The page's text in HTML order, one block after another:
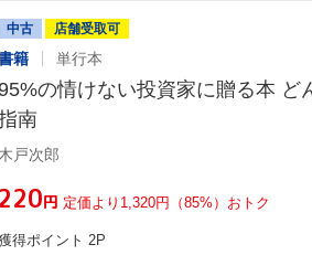
中古 店舗受取可
籍 単行本
の情けない投資家に贈る本 ど
南
木戸次郎
¥220円 定価より1,320円（85%）おトク
得ポイント 2P